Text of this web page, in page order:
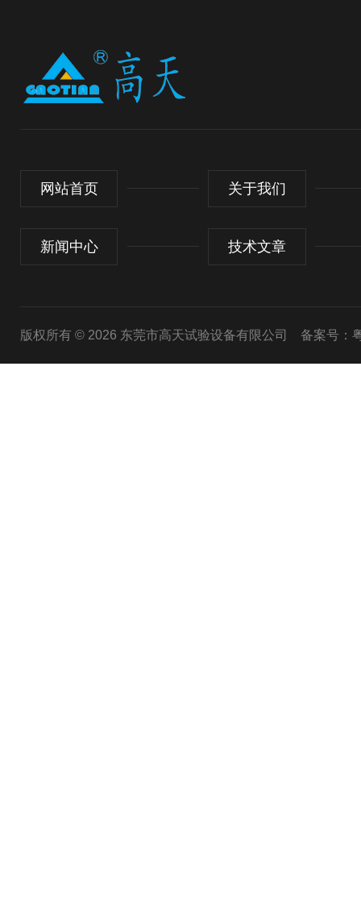
网站首页 关于我们
新闻中心 技术文章
版权所有 © 2026 东莞市高天试验设备有限公司 备案号：